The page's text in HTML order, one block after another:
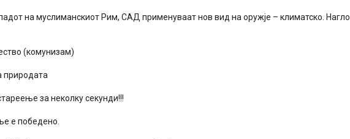
на муслиманскиот Рим, САД применуваат нов вид на оружје – климатско. Нагло
(комунизам)
природата
за неколку секунди!!!
е победено.